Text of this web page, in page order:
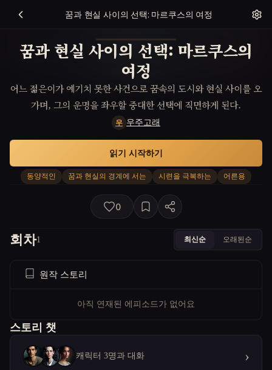
꿈과 현실 사이의 선택: 마르쿠스의 여정
꿈과 현실 사이의 선택: 마르쿠스의
여정
어느 젊은이가 예기치 못한 사건으로 꿈속의 도시와 현실 사이를 오
가며, 그의 운명을 좌우할 중대한 선택에 직면하게 된다.
우 우주고래
동양적인 꿈과 현실의 경계에 서는 시련을 극복하는 어른용
읽기 시작하기
0
회차1 최신순 오래된순
원작 스토리
아직 연재된 에피소드가 없어요
스토리 챗
캐릭터 3명과 대화 ›